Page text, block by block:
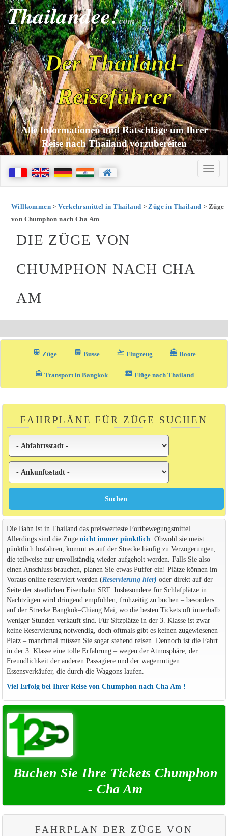
Thailandee!com
Der Thailand-
Reiseführer
Alle Informationen und Ratschläge um Ihrer
Reise nach Thailand vorzubereiten
Willkommen>Verkehrsmittel in Thailand >Züge in Thailand > Züge
von Chumphon nach Cha Am
DIE ZÜGE VON
CHUMPHON NACH CHA
AM
train Züge directions_bus_filled Busse flight_takeoff Flugzeug directions_boat Boote
local_taxi Transport in Bangkok airplane_ticket Flüge nach Thailand
FAHRPLÄNE FÜR ZÜGE SUCHEN
Die Bahn ist in Thailand das preiswerteste Fortbewegungsmittel.
Allerdings sind die Züge nicht immer pünktlich . Obwohl sie meist
pünktlich losfahren, kommt es auf der Strecke häufig zu Verzögerungen,
die teilweise nur unvollständig wieder aufgeholt werden. Falls Sie also
einen Anschluss brauchen, planen Sie etwas Puffer ein! Plätze können im
Voraus online reserviert werden (Reservierung hier) oder direkt auf der
Seite der staatlichen Eisenbahn SRT. Insbesondere für Schlafplätze in
Nachtzügen wird dringend empfohlen, frühzeitig zu buchen – besonders
auf der Strecke Bangkok–Chiang Mai, wo die besten Tickets oft innerhalb
weniger Stunden verkauft sind. Für Sitzplätze in der 3. Klasse ist zwar
keine Reservierung notwendig, doch oftmals gibt es keinen zugewiesenen
Platz – manchmal müssen Sie sogar stehend reisen. Dennoch ist die Fahrt
in der 3. Klasse eine tolle Erfahrung – wegen der Atmosphäre, der
Freundlichkeit der anderen Passagiere und der wagemutigen
Essensverkäufer, die durch die Waggons laufen.
Viel Erfolg bei Ihrer Reise von Chumphon nach Cha Am !
Buchen Sie Ihre Tickets Chumphon
- Cha Am
FAHRPLAN DER ZÜGE VON